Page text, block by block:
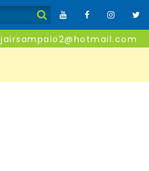
jairsampaio2@hotmail.com